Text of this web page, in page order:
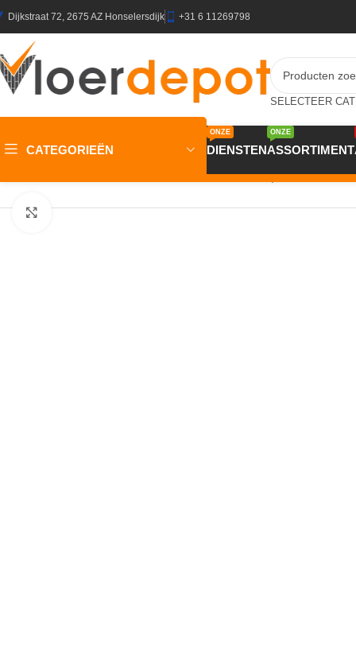
Dijkstraat 72, 2675 AZ Honselersdijk +31 6 11269798
CATEGORIEËN DIENSTEN
ONZE
ASSORTIMENT
ONZE
/Schoonloop/JOKA
Klik om te vergroten